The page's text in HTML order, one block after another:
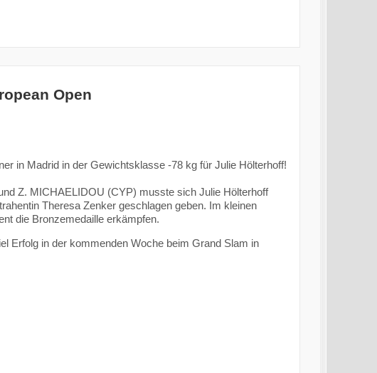
Open
in Madrid in der Gewichtsklasse -78 kg für Julie Hölterhoff!
Z. MICHAELIDOU (CYP) musste sich Julie Hölterhoff
Theresa Zenker geschlagen geben. Im kleinen
die Bronzemedaille erkämpfen.
Erfolg in der kommenden Woche beim Grand Slam in